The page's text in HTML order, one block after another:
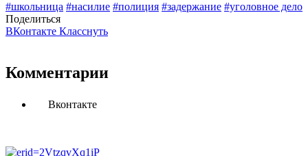
#школьница #насилие #полиция #задержание #уголовное дело
Поделиться
ВКонтакте Класснуть
Комментарии
Вконтакте